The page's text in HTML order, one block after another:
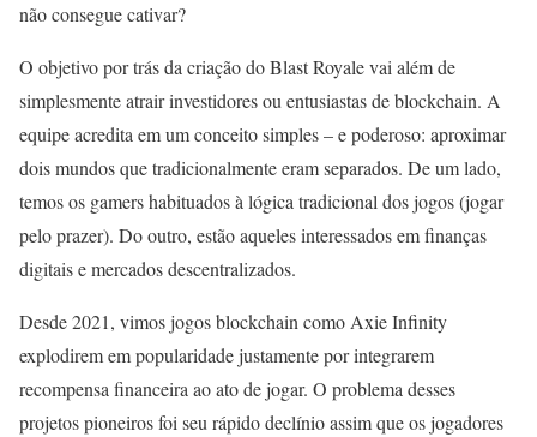
não consegue cativar?
O objetivo por trás da criação do Blast Royale vai além de
simplesmente atrair investidores ou entusiastas de blockchain. A
equipe acredita em um conceito simples – e poderoso: aproximar
dois mundos que tradicionalmente eram separados. De um lado,
temos os gamers habituados à lógica tradicional dos jogos (jogar
pelo prazer). Do outro, estão aqueles interessados em finanças
digitais e mercados descentralizados.
Desde 2021, vimos jogos blockchain como Axie Infinity
explodirem em popularidade justamente por integrarem
recompensa financeira ao ato de jogar. O problema desses
projetos pioneiros foi seu rápido declínio assim que os jogadores